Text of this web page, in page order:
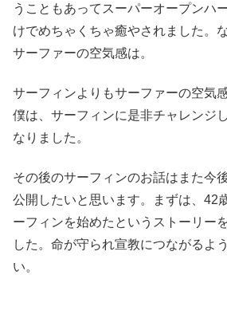
うこともあってスーパーオープンハ
けでめちゃくちゃ癒やされました。
サーファーの空気感は。
サーフィンよりもサーファーの空気
僕は、サーフィンに是非チャレンジ
なりました。
その後のサーフィンのお話はまた今
公開したいと思います。まずは、42
ーフィンを始めたというストーリー
した。命が守られ宣教につながるよ
い。